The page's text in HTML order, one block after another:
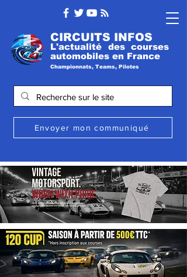
CIRCUITS INFOS
L'actualité des courses
automobiles en France
Championnats, Teams, Pilotes
Envoyer mon communiqué